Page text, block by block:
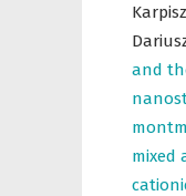
and
mixed